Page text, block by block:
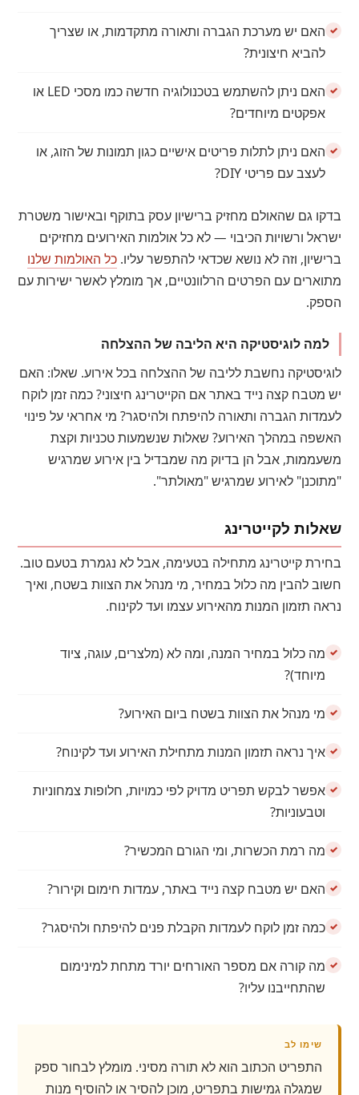
האם יש מערכת הגברה ותאורה מתקדמות, או שצריך
להביא חיצונית?
האם ניתן להשתמש בטכנולוגיה חדשה כמו מסכי LED או
אפקטים מיוחדים?
האם ניתן לתלות פריטים אישיים כגון תמונות של הזוג, או
לעצב עם פריטי DIY?
בדקו גם שהאולם מחזיק ברישיון עסק בתוקף ובאישור משטרת
ישראל ורשויות הכיבוי — לא כל אולמות האירועים מחזיקים
ברישיון, וזה לא נושא שכדאי להתפשר עליו. כל האולמות שלנו
מתוארים עם הפרטים הרלוונטיים, אך מומלץ לאשר ישירות עם
הספק.
למה לוגיסטיקה היא הליבה של ההצלחה
לוגיסטיקה נחשבת לליבה של ההצלחה בכל אירוע. שאלו: האם
יש מטבח קצה נייד באתר אם הקייטרינג חיצוני? כמה זמן לוקח
לעמדות הגברה ותאורה להיפתח ולהיסגר? מי אחראי על פינוי
האשפה במהלך האירוע? שאלות שנשמעות טכניות וקצת
משעממות, אבל הן בדיוק מה שמבדיל בין אירוע שמרגיש
"מתוכנן" לאירוע שמרגיש "מאולתר".
שאלות לקייטרינג
בחירת קייטרינג מתחילה בטעימה, אבל לא נגמרת בטעם טוב.
חשוב להבין מה כלול במחיר, מי מנהל את הצוות בשטח, ואיך
נראה תזמון המנות מהאירוע עצמו ועד לקינוח.
מה כלול במחיר המנה, ומה לא (מלצרים, עוגה, ציוד
מיוחד)?
מי מנהל את הצוות בשטח ביום האירוע?
איך נראה תזמון המנות מתחילת האירוע ועד לקינוח?
אפשר לבקש תפריט מדויק לפי כמויות, חלופות צמחוניות
וטבעוניות?
מה רמת הכשרות, ומי הגורם המכשיר?
האם יש מטבח קצה נייד באתר, עמדות חימום וקירור?
כמה זמן לוקח לעמדות הקבלת פנים להיפתח ולהיסגר?
מה קורה אם מספר האורחים יורד מתחת למינימום
שהתחייבנו עליו?
שימו לב
התפריט הכתוב הוא לא תורה מסיני. מומלץ לבחור ספק
שמגלה גמישות בתפריט, מוכן להסיר או להוסיף מנות